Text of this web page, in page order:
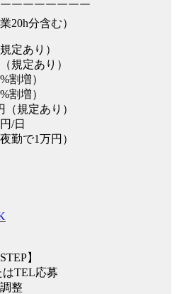
￣￣￣￣￣￣￣
20h分含む）
定あり）
規定あり）
割増）
割増）
（規定あり）
/日
勤で1万円）
】
はTEL応募
整